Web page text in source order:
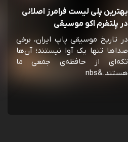
بهترین پلی لیست فرامرز اصلانی
در پلتفرم اکو موسیقی
در تاریخ موسیقی پاپ ایران، برخی
صداها تنها یک آوا نیستند؛ آن‌ها
تکه‌ای از حافظه‌ی جمعی ما
هستند.&nbs